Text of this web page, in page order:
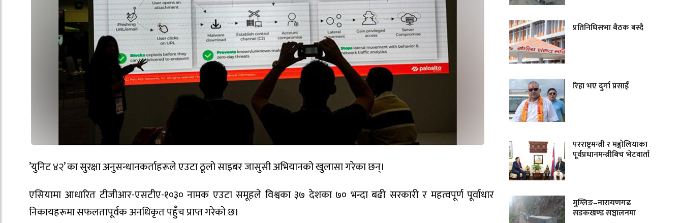
’युनिट ४२’ का सुरक्षा अनुसन्धानकर्ताहरूले एउटा ठूलो साइबर जासुसी अभियानको खुलासा गरेका छन्।
एसियामा आधारित टीजीआर-एसटीए-१०३० नामक एउटा समूहले विश्वका ३७ देशका ७० भन्दा बढी सरकारी र महत्वपूर्ण पूर्वाधार
निकायहरूमा सफलतापूर्वक अनधिकृत पहुँच प्राप्त गरेको छ।
प्रतिनिधिसभा बैठक बस्दै
रिहा भए दुर्गा प्रसाईं
परराष्ट्रमन्त्री र मङ्गोलियाका
पूर्वप्रधानमन्त्रीबिच भेटवार्ता
मुग्लिङ–नारायणगढ
सडकखण्ड सञ्चालनमा